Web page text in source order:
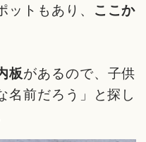
トもあり、
ここか
板があるので、子供
名前だろう」と探し